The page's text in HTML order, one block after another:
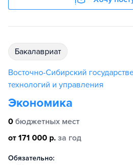
бакалавриат
Восточно-Сибирский
технологий и управления
Экономика
0 бюджетных мест
от 171 000 р. за год
Обязательно: